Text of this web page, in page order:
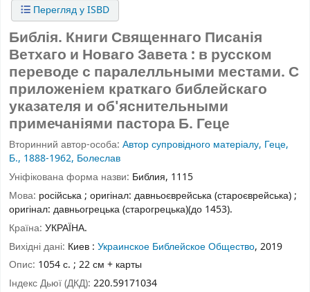
Перегляд у ISBD
Библія. Книги Священнаго Писанія
Ветхаго и Новаго Завета : в русском
переводе с паралелльными местами. С
приложеніем краткаго библейскаго
указателя и об'яснительными
примечаніями пастора Б. Геце
Вторинний автор-особа: Автор супровідного матеріалу, Геце,
Б., 1888-1962, Болеслав
Уніфікована форма назви: Библия, 1115
Мова: російська ; оригінал: давньоєврейська (староєврейська) ;
оригінал: давньогрецька (старогрецька)(до 1453).
Країна: УКРАЇНА.
Вихідні дані: Киев : Украинское Библейское Общество, 2019
Опис: 1054 с. ; 22 см + карты
Індекс Дьюї (ДКД): 220.59171034